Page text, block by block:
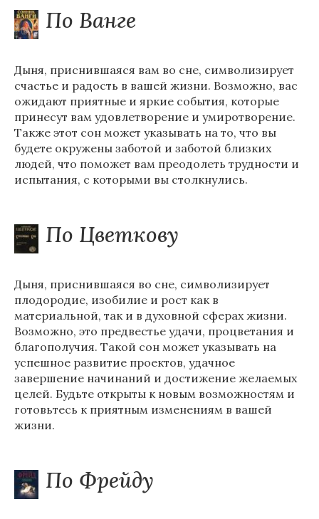
По Ванге
Дыня, приснившаяся вам во сне, символизирует
счастье и радость в вашей жизни. Возможно, вас
ожидают приятные и яркие события, которые
принесут вам удовлетворение и умиротворение.
Также этот сон может указывать на то, что вы
будете окружены заботой и заботой близких
людей, что поможет вам преодолеть трудности и
испытания, с которыми вы столкнулись.
По Цветкову
Дыня, приснившаяся во сне, символизирует
плодородие, изобилие и рост как в
материальной, так и в духовной сферах жизни.
Возможно, это предвестье удачи, процветания и
благополучия. Такой сон может указывать на
успешное развитие проектов, удачное
завершение начинаний и достижение желаемых
целей. Будьте открыты к новым возможностям и
готовьтесь к приятным изменениям в вашей
жизни.
По Фрейду